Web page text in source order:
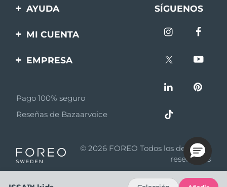
AYUDA
Contáctanos
batería
SÍGUENOS
MI CUENTA
Registro de productos
EMPRESA
Afiliados
Noticias de afiliados
Asociados
Pago 100% seguro
Reseñas de Bazaarvoice
© 2026 FOREO Todos los derechos
reservados